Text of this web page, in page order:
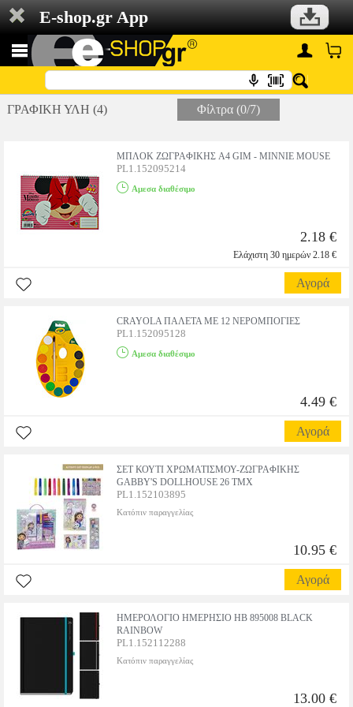
E-shop.gr App
ΓΡΑΦΙΚΗ ΥΛΗ (4) Φίλτρα (0/7)
ΜΠΛΟΚ ΖΩΓΡΑΦΙΚΗΣ A4 GIM - MINNIE MOUSE
PL1.152095214
Αμεσα διαθέσιμο
2.18 €
Ελάχιστη 30 ημερών 2.18 €
Αγορά
CRAYOLA ΠΑΛΕΤΑ ΜΕ 12 ΝΕΡΟΜΠΟΓΙΕΣ
PL1.152095128
Αμεσα διαθέσιμο
4.49 €
Αγορά
ΣΕΤ ΚΟΥΤΙ ΧΡΩΜΑΤΙΣΜΟΥ-ΖΩΓΡΑΦΙΚΗΣ
GABBY'S DOLLHOUSE 26 ΤΜΧ
PL1.152103895
Κατόπιν παραγγελίας
10.95 €
Αγορά
ΗΜΕΡΟΛΟΓΙΟ ΗΜΕΡΗΣΙΟ ΗΒ 895008 BLACK
RAINBOW
PL1.152112288
Κατόπιν παραγγελίας
13.00 €